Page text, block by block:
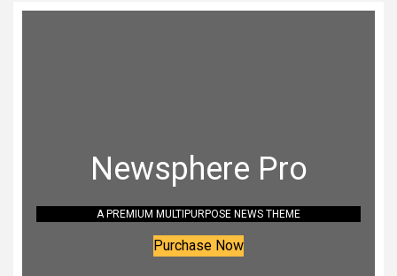
Newsphere Pro
A PREMIUM MULTIPURPOSE NEWS THEME
Purchase Now